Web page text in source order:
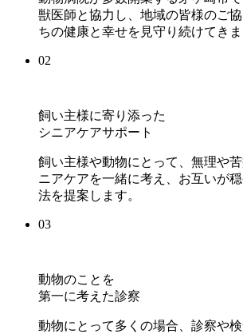
獣医師と協力し、地域の皆様のご
ちの健康と幸せを見守り続けてきま
02
飼い主様に寄り添った
シニアケアサポート
飼い主様や動物にとって、無理や
ニアケアを一緒に考え、お互いが
法を提案します。
03
動物のことを
第一に考えた診察
動物にとって多くの場合、診察や